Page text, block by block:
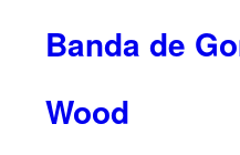
Banda de
Wood